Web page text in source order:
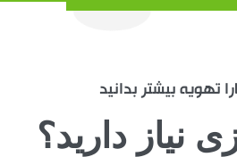
تهویه بیشتر بدانید
نیاز دارید؟